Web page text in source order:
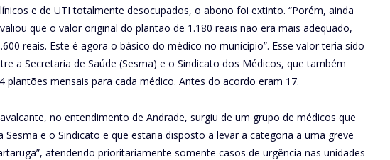
e de UTI totalmente desocupados, o abono foi extinto. “Porém, ainda
que o valor original do plantão de 1.180 reais não era mais adequado,
reais. Este é agora o básico do médico no município”. Esse valor teria sido
a Secretaria de Saúde (Sesma) e o Sindicato dos Médicos, que também
plantões mensais para cada médico. Antes do acordo eram 17.
no entendimento de Andrade, surgiu de um grupo de médicos que
e o Sindicato e que estaria disposto a levar a categoria a uma greve
atendendo prioritariamente somente casos de urgência nas unidades